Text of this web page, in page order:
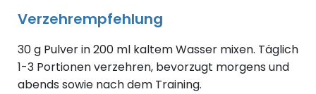
Verzehrempfehlung
30 g Pulver in 200 ml kaltem Wasser mixen. Täglich
1-3 Portionen verzehren, bevorzugt morgens und
abends sowie nach dem Training.